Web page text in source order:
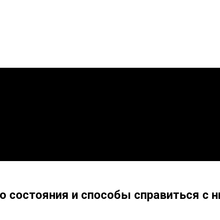
состояния и способы справиться с